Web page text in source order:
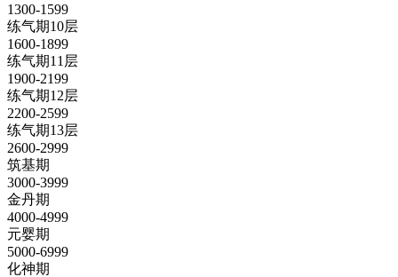
1300-1599
练气期10层
1600-1899
练气期11层
1900-2199
练气期12层
2200-2599
练气期13层
2600-2999
筑基期
3000-3999
金丹期
4000-4999
元婴期
5000-6999
化神期